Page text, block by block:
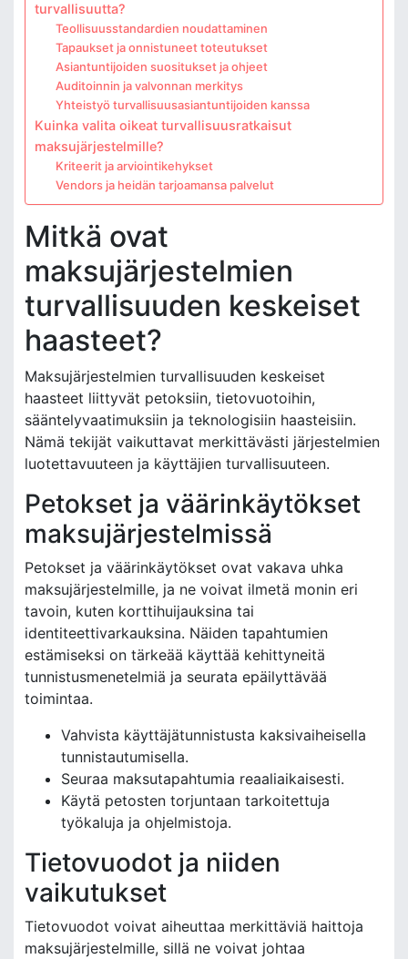
turvallisuutta?
Teollisuusstandardien noudattaminen
Tapaukset ja onnistuneet toteutukset
Asiantuntijoiden suositukset ja ohjeet
Auditoinnin ja valvonnan merkitys
Yhteistyö turvallisuusasiantuntijoiden kanssa
Kuinka valita oikeat turvallisuusratkaisut
maksujärjestelmille?
Kriteerit ja arviointikehykset
Vendors ja heidän tarjoamansa palvelut
Mitkä ovat
maksujärjestelmien
turvallisuuden keskeiset
haasteet?
Maksujärjestelmien turvallisuuden keskeiset
haasteet liittyvät petoksiin, tietovuotoihin,
sääntelyvaatimuksiin ja teknologisiin haasteisiin.
Nämä tekijät vaikuttavat merkittävästi järjestelmien
luotettavuuteen ja käyttäjien turvallisuuteen.
Petokset ja väärinkäytökset
maksujärjestelmissä
Petokset ja väärinkäytökset ovat vakava uhka
maksujärjestelmille, ja ne voivat ilmetä monin eri
tavoin, kuten korttihuijauksina tai
identiteettivarkauksina. Näiden tapahtumien
estämiseksi on tärkeää käyttää kehittyneitä
tunnistusmenetelmiä ja seurata epäilyttävää
toimintaa.
Vahvista käyttäjätunnistusta kaksivaiheisella
tunnistautumisella.
Seuraa maksutapahtumia reaaliaikaisesti.
Käytä petosten torjuntaan tarkoitettuja
työkaluja ja ohjelmistoja.
Tietovuodot ja niiden
vaikutukset
Tietovuodot voivat aiheuttaa merkittäviä haittoja
maksujärjestelmille, sillä ne voivat johtaa